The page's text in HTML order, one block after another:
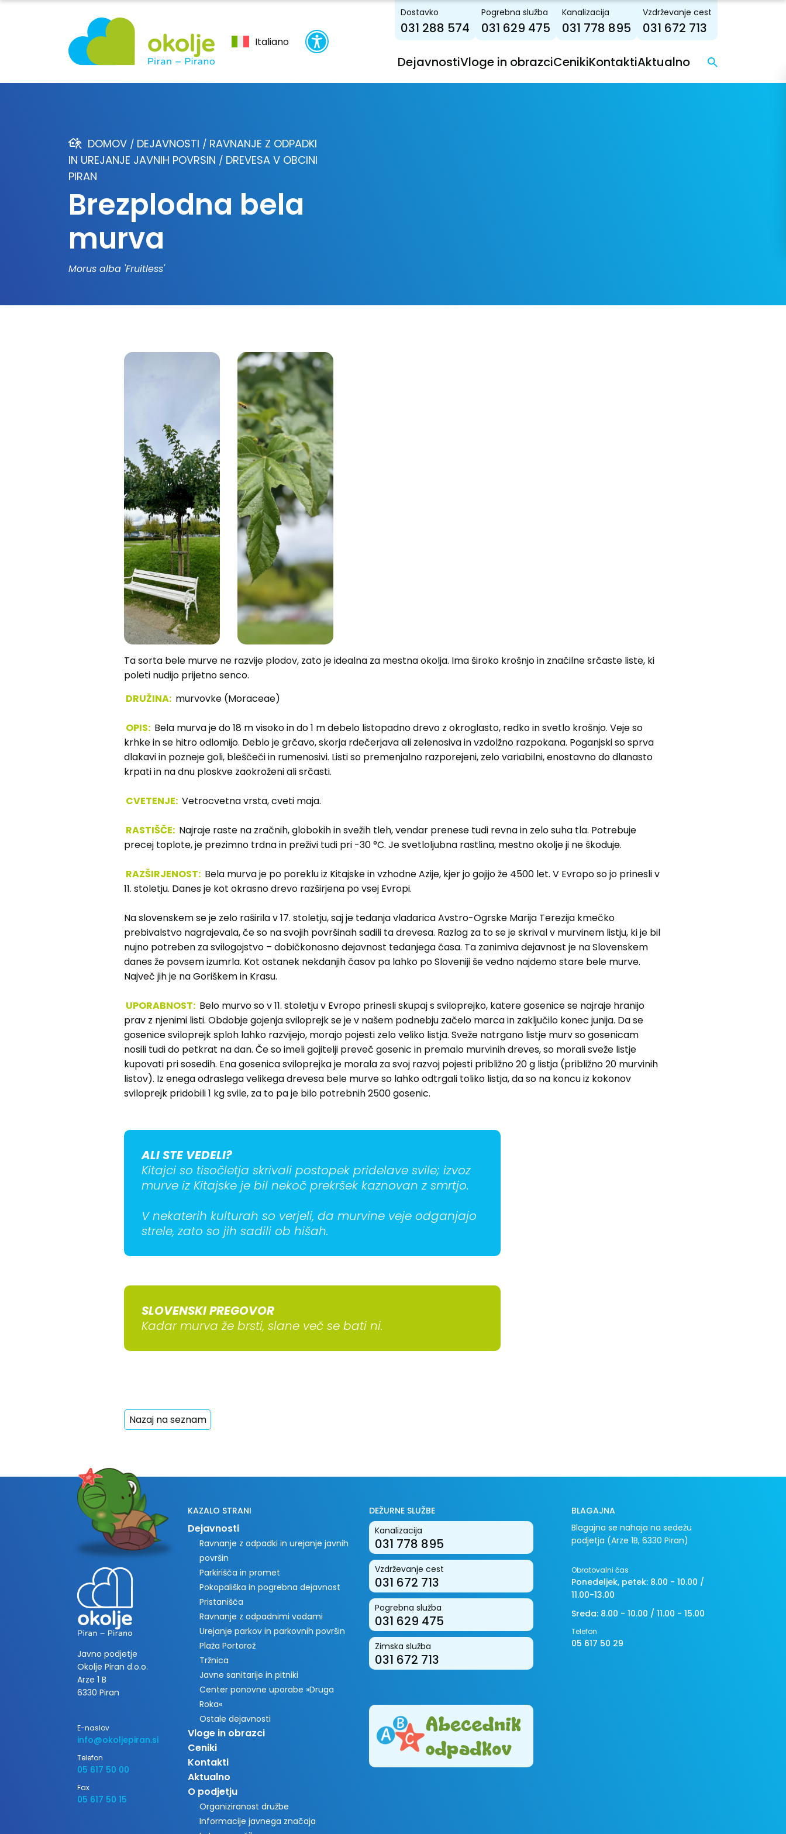
Italiano
Dostavko
031 288 574
Pogrebna služba
031 629 475
Kanalizacija
031 778 895
Vzdrževanje cest
031 672 713
DejavnostiVloge in obrazciCenikiKontaktiAktualno
DOMOV / DEJAVNOSTI / RAVNANJE Z ODPADKI
IN UREJANJE JAVNIH POVRSIN / DREVESA V OBCINI
PIRAN
Brezplodna bela
murva
Morus alba 'Fruitless'
Ta sorta bele murve ne razvije plodov, zato je idealna za mestna okolja. Ima široko krošnjo in značilne srčaste liste, ki
poleti nudijo prijetno senco.
DRUŽINA: murvovke (Moraceae)
OPIS: Bela murva je do 18 m visoko in do 1 m debelo listopadno drevo z okroglasto, redko in svetlo krošnjo. Veje so
krhke in se hitro odlomijo. Deblo je grčavo, skorja rdečerjava ali zelenosiva in vzdolžno razpokana. Poganjski so sprva
dlakavi in pozneje goli, bleščeči in rumenosivi. Listi so premenjalno razporejeni, zelo variabilni, enostavno do dlanasto
krpati in na dnu ploskve zaokroženi ali srčasti.
CVETENJE: Vetrocvetna vrsta, cveti maja.
RASTIŠČE: Najraje raste na zračnih, globokih in svežih tleh, vendar prenese tudi revna in zelo suha tla. Potrebuje
precej toplote, je prezimno trdna in preživi tudi pri -30 °C. Je svetloljubna rastlina, mestno okolje ji ne škoduje.
RAZŠIRJENOST: Bela murva je po poreklu iz Kitajske in vzhodne Azije, kjer jo gojijo že 4500 let. V Evropo so jo prinesli v
11. stoletju. Danes je kot okrasno drevo razširjena po vsej Evropi.
Na slovenskem se je zelo raširila v 17. stoletju, saj je tedanja vladarica Avstro-Ogrske Marija Terezija kmečko
prebivalstvo nagrajevala, če so na svojih površinah sadili ta drevesa. Razlog za to se je skrival v murvinem listju, ki je bil
nujno potreben za svilogojstvo – dobičkonosno dejavnost tedanjega časa. Ta zanimiva dejavnost je na Slovenskem
danes že povsem izumrla. Kot ostanek nekdanjih časov pa lahko po Sloveniji še vedno najdemo stare bele murve.
Največ jih je na Goriškem in Krasu.
UPORABNOST: Belo murvo so v 11. stoletju v Evropo prinesli skupaj s sviloprejko, katere gosenice se najraje hranijo
prav z njenimi listi. Obdobje gojenja sviloprejk se je v našem podnebju začelo marca in zaključilo konec junija. Da se
gosenice sviloprejk sploh lahko razvijejo, morajo pojesti zelo veliko listja. Sveže natrgano listje murv so gosenicam
nosili tudi do petkrat na dan. Če so imeli gojitelji preveč gosenic in premalo murvinih dreves, so morali sveže listje
kupovati pri sosedih. Ena gosenica sviloprejka je morala za svoj razvoj pojesti približno 20 g listja (približno 20 murvinih
listov). Iz enega odraslega velikega drevesa bele murve so lahko odtrgali toliko listja, da so na koncu iz kokonov
sviloprejk pridobili 1 kg svile, za to pa je bilo potrebnih 2500 gosenic.
ALI STE VEDELI?
Kitajci so tisočletja skrivali postopek pridelave svile; izvoz
murve iz Kitajske je bil nekoč prekršek kaznovan z smrtjo.
V nekaterih kulturah so verjeli, da murvine veje odganjajo
strele, zato so jih sadili ob hišah.
SLOVENSKI PREGOVOR
Kadar murva že brsti, slane več se bati ni.
Nazaj na seznam
Javno podjetje
Okolje Piran d.o.o.
Arze 1 B
6330 Piran
E-naslov
info@okoljepiran.si
Telefon
05 617 50 00
Fax
05 617 50 15
KAZALO STRANI
Dejavnosti
Ravnanje z odpadki in urejanje javnih
površin
Parkirišča in promet
Pokopališka in pogrebna dejavnost
Pristanišča
Ravnanje z odpadnimi vodami
Urejanje parkov in parkovnih površin
Plaža Portorož
Tržnica
Javne sanitarije in pitniki
Center ponovne uporabe »Druga
Roka«
Ostale dejavnosti
Vloge in obrazci
Ceniki
Kontakti
Aktualno
O podjetju
Organiziranost družbe
Informacije javnega značaja
DEŽURNE SLUŽBE
Kanalizacija
031 778 895
Vzdrževanje cest
031 672 713
Pogrebna služba
031 629 475
Zimska služba
031 672 713
BLAGAJNA
Blagajna se nahaja na sedežu
podjetja (Arze 1B, 6330 Piran)
Obratovalni čas
Ponedeljek, petek: 8.00 - 10.00 /
11.00-13.00
Sreda: 8.00 - 10.00 / 11.00 - 15.00
Telefon
05 617 50 29